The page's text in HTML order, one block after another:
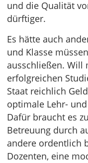
und die Qualität
dürftiger.
Es hätte auch
und Klasse
ausschließen. Will
erfolgreichen
Staat reichlich
optimale Lehr-
Dafür braucht es
Betreuung durch
andere ordentlich
Dozenten, eine